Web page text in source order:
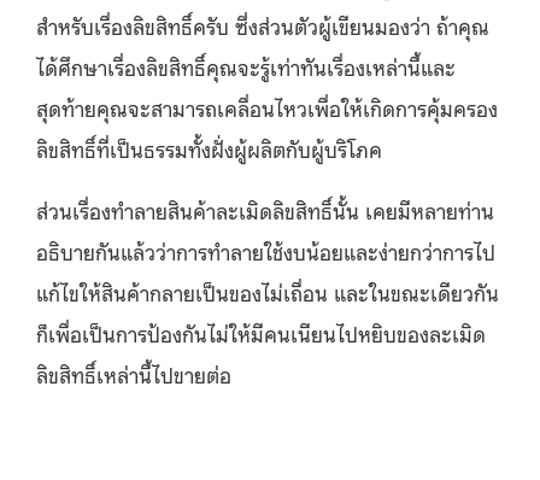
สำหรับเรื่องลิขสิทธิ์ครับ ซึ่งส่วนตัวผู้เขียนมองว่า ถ้าคุณ
ได้ศึกษาเรื่องลิขสิทธิ์คุณจะรู้เท่าทันเรื่องเหล่านี้และ
สุดท้ายคุณจะสามารถเคลื่อนไหวเพื่อให้เกิดการคุ้มครอง
ลิขสิทธิ์ที่เป็นธรรมทั้งฝั่งผู้ผลิตกับผู้บริโภค
ส่วนเรื่องทำลายสินค้าละเมิดลิขสิทธิ์นั้น เคยมีหลายท่าน
อธิบายกันแล้วว่าการทำลายใช้งบน้อยและง่ายกว่าการไป
แก้ไขให้สินค้ากลายเป็นของไม่เถื่อน และในขณะเดียวกัน
ก็เพื่อเป็นการป้องกันไม่ให้มีคนเนียนไปหยิบของละเมิด
ลิขสิทธิ์เหล่านี้ไปขายต่อ